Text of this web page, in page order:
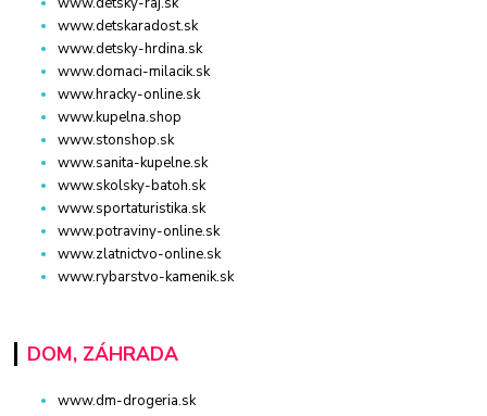
www.detskaradost.sk
www.detsky-hrdina.sk
www.domaci-milacik.sk
www.hracky-online.sk
www.kupelna.shop
www.stonshop.sk
www.sanita-kupelne.sk
www.skolsky-batoh.sk
www.sportaturistika.sk
www.potraviny-online.sk
www.zlatnictvo-online.sk
www.rybarstvo-kamenik.sk
DOM, ZÁHRADA
www.dm-drogeria.sk